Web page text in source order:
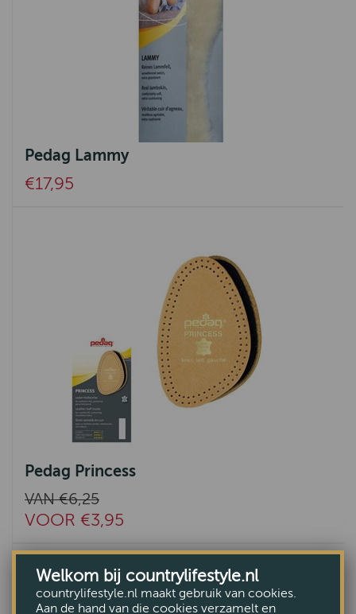
Pedag Lammy
€17,95
Pedag Princess
VAN €6,25
VOOR €3,95
Welkom bij countrylifestyle.nl
countrylifestyle.nl maakt gebruik van cookies.
Aan de hand van die cookies verzamelt en